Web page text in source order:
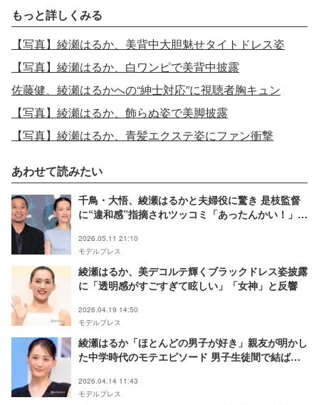
もっと詳しくみる
【写真】綾瀬はるか、美背中大胆魅せタイトドレス姿
【写真】綾瀬はるか、白ワンピで美背中披露
佐藤健、綾瀬はるかへの“紳士対応”に視聴者胸キュン
【写真】綾瀬はるか、飾らぬ姿で美脚披露
【写真】綾瀬はるか、青髪エクステ姿にファン衝撃
あわせて読みたい
千鳥・大悟、綾瀬はるかと夫婦役に驚き 是枝監督
に“違和感”指摘されツッコミ「あったんかい！」
2026.05.11 21:10
モデルプレス
綾瀬はるか、美デコルテ輝くブラックドレス姿披露
に「透明感がすごすぎて眩しい」「女神」と反響
2026.04.19 14:50
モデルプレス
綾瀬はるか「ほとんどの男子が好き」親友が明かし
た中学時代のモテエピソード 男子生徒間で結ばれ
2026.04.14 11:43
モデルプレス